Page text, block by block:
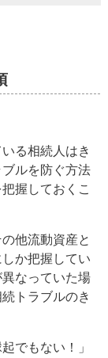
る相続人はき
ルを防ぐ方法
握しておくこ
他流動資産と
か把握してい
なっていた場
トラブルのき
でもない！」